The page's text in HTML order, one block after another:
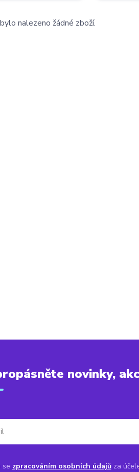
nalezeno žádné zboží.
novinky,
se zpracováním osobních údajůza